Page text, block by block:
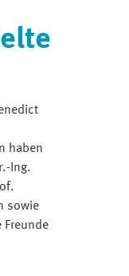
haben
Ing.
sowie